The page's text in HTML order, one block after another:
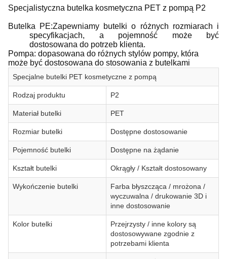
Specjalistyczna butelka kosmetyczna PET z pompą P2
Butelka PE:Zapewniamy butelki o różnych rozmiarach i
specyfikacjach, a pojemność może być
dostosowana do potrzeb klienta.
Pompa: dopasowana do różnych stylów pompy, która
może być dostosowana do stosowania z butelkami
Specjalne butelki PET kosmetyczne z pompą
Rodzaj produktu P2
Materiał butelki PET
Rozmiar butelki Dostępne dostosowanie
Pojemność butelki Dostępne na żądanie
Kształt butelki Okrągły / Kształt dostosowany
Wykończenie butelki
Farba błyszcząca / mrożona /
wyczuwalna / drukowanie 3D i
inne dostosowanie
Kolor butelki
Przejrzysty / inne kolory są
dostosowywane zgodnie z
potrzebami klienta